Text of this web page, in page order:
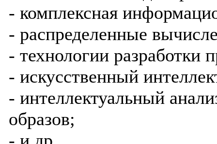
- комплексная
- распределенные
- технологии разработки
- искусственный
- интеллектуальный
образов;